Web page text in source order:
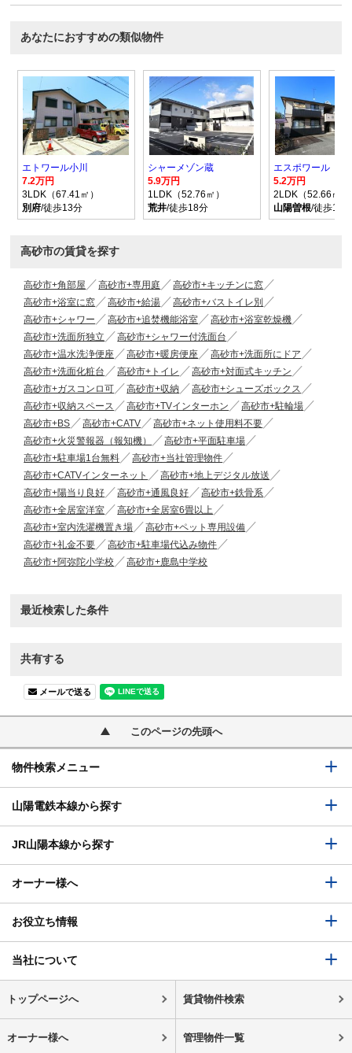
あなたにおすすめの類似物件
エトワール小川
7.2万円
3LDK（67.41㎡）
別府/徒歩13分
シャーメゾン蔵
5.9万円
1LDK（52.76㎡）
荒井/徒歩18分
エスポワール
5.2万円
2LDK（52.66㎡）
山陽曽根/徒歩15分
高砂市の賃貸を探す
高砂市+角部屋 高砂市+専用庭
高砂市+キッチンに窓
高砂市+浴室に窓
高砂市+給湯
高砂市+バストイレ別
高砂市+シャワー
高砂市+追焚機能浴室
高砂市+浴室乾燥機
高砂市+洗面所独立
高砂市+シャワー付洗面台
高砂市+温水洗浄便座
高砂市+暖房便座
高砂市+洗面所にドア
高砂市+洗面化粧台
高砂市+トイレ
高砂市+対面式キッチン
高砂市+ガスコンロ可
高砂市+収納
高砂市+シューズボックス
高砂市+収納スペース
高砂市+TVインターホン
高砂市+駐輪場
高砂市+BS
高砂市+CATV
高砂市+ネット使用料不要
高砂市+火災警報器（報知機）
高砂市+平面駐車場
高砂市+駐車場1台無料
高砂市+当社管理物件
高砂市+CATVインターネット
高砂市+地上デジタル放送
高砂市+陽当り良好
高砂市+通風良好
高砂市+鉄骨系
高砂市+全居室洋室
高砂市+全居室6畳以上
高砂市+室内洗濯機置き場
高砂市+ペット専用設備
高砂市+礼金不要
高砂市+駐車場代込み物件
高砂市+阿弥陀小学校
高砂市+鹿島中学校
最近検索した条件
共有する
メールで送る
このページの先頭へ
物件検索メニュー
山陽電鉄本線から探す
JR山陽本線から探す
オーナー様へ
お役立ち情報
当社について
トップページへ 賃貸物件検索
オーナー様へ 管理物件一覧